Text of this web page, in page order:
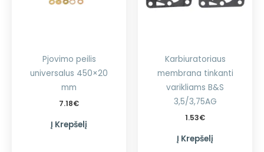
Pjovimo peilis
universalus 450×20
mm
7.18€
Į Krepšelį
Karbiuratoriaus
membrana tinkanti
varikliams B&S
3,5/3,75AG
1.53€
Į Krepšelį